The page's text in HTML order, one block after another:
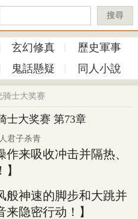
搜尋
玄幻修真
歷史軍事
鬼話懸疑 同人小說
骑士大奖赛
士大奖赛 第73章
君子杀青
来吸收冲击并隔热、
神速的脚步和大跳并
隐密行动！】